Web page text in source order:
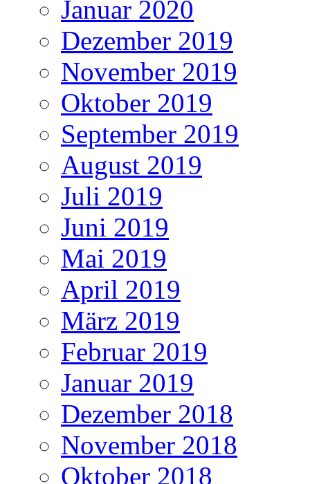
Januar 2020
Dezember 2019
November 2019
Oktober 2019
September 2019
August 2019
Juli 2019
Juni 2019
Mai 2019
April 2019
März 2019
Februar 2019
Januar 2019
Dezember 2018
November 2018
Oktober 2018